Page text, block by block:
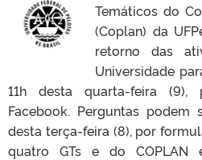
Temáticos do
(Coplan) da
retorno das
Universidade
11h desta quarta-feira (9),
Facebook. Perguntas podem
desta terça-feira (8), por
quatro GTs e do COPLAN